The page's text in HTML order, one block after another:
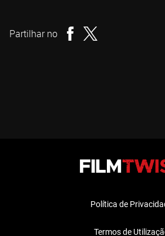
Partilhar no
Política de
Termos de